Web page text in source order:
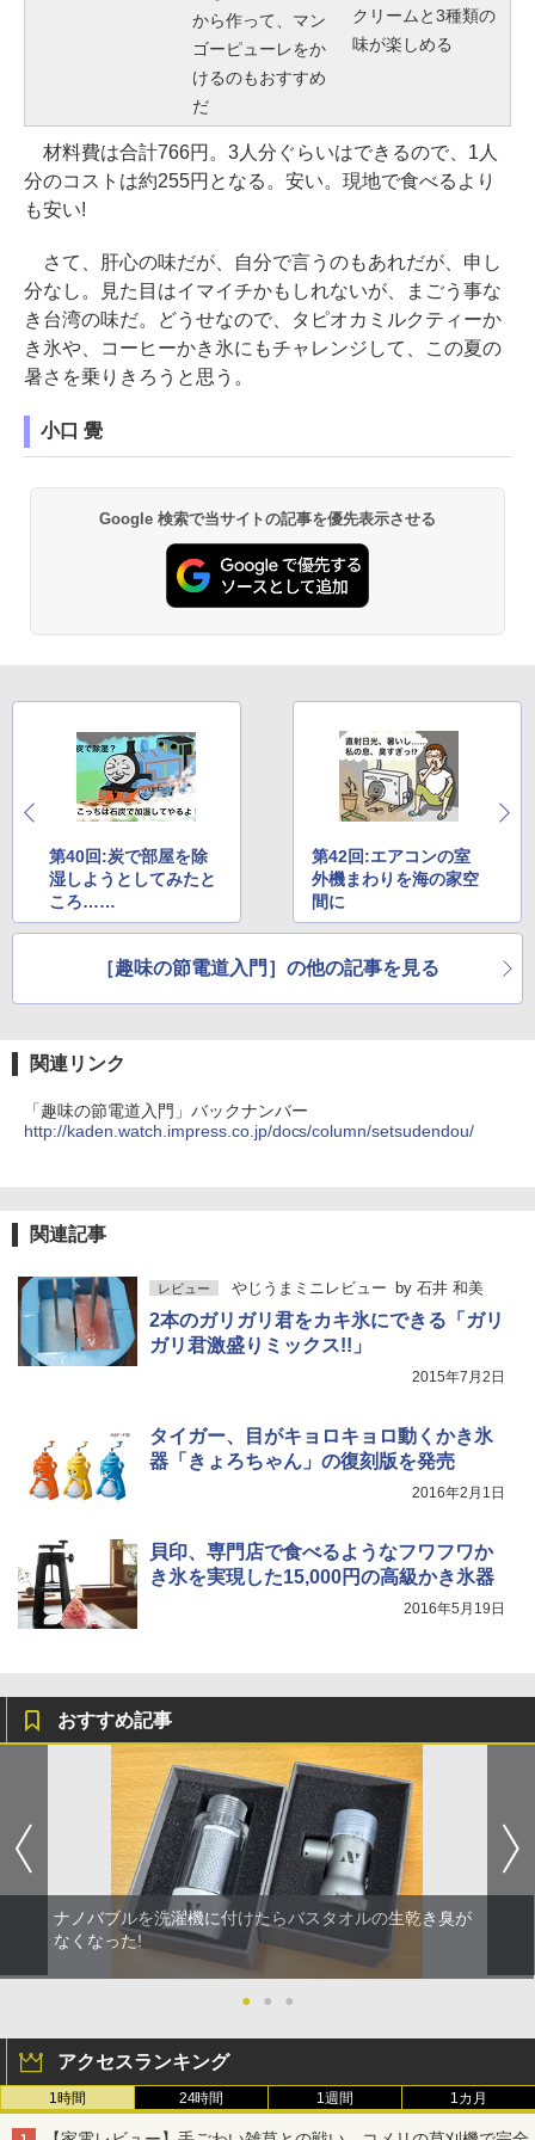
から作って、マン
ゴーピューレをか
けるのもおすすめ
だ
クリームと3種類の
味が楽しめる
材料費は合計766円。3人分ぐらいはできるので、1人
分のコストは約255円となる。安い。現地で食べるより
も安い!
さて、肝心の味だが、自分で言うのもあれだが、申し
分なし。見た目はイマイチかもしれないが、まごう事な
き台湾の味だ。どうせなので、タピオカミルクティーか
き氷や、コーヒーかき氷にもチャレンジして、この夏の
暑さを乗りきろうと思う。
小口 覺
Google 検索で当サイトの記事を優先表示させる
第40回:炭で部屋を除
湿しようとしてみたと
ころ……
第42回:エアコンの室
外機まわりを海の家空
間に
［趣味の節電道入門］の他の記事を見る
関連リンク
「趣味の節電道入門」バックナンバー
http://kaden.watch.impress.co.jp/docs/column/setsudendou/
関連記事
レビュー やじうまミニレビュー by 石井 和美
2本のガリガリ君をカキ氷にできる「ガリ
ガリ君激盛りミックス!!」
2015年7月2日
タイガー、目がキョロキョロ動くかき氷
器「きょろちゃん」の復刻版を発売
2016年2月1日
貝印、専門店で食べるようなフワフワか
き氷を実現した15,000円の高級かき氷器
2016年5月19日
おすすめ記事
ナノバブルを洗濯機に付けたらバスタオルの生乾き臭が
なくなった!
● ● ●
アクセスランキング
1時間 24時間 1週間 1カ月